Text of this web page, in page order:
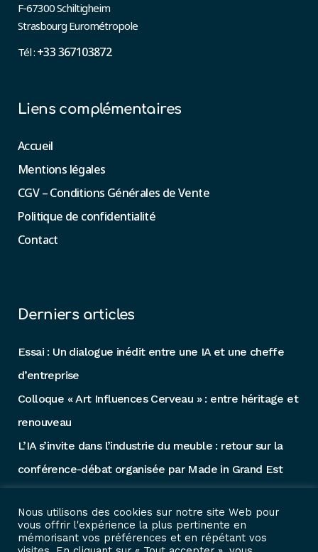
F-67300 Schiltigheim
Strasbourg Eurométropole
Tél : +33 367103872
Liens complémentaires
Accueil
Mentions légales
CGV – Conditions Générales de Vente
Politique de confidentialité
Contact
Derniers articles
Essai : Un dialogue inédit entre une IA et une cheffe
d’entreprise
Colloque « Art Influences Cerveau » : entre héritage et
renouveau
L’IA s’invite dans l’industrie du meuble : retour sur la
conférence-débat organisée par Made in Grand Est
L’Entreprise Augmentée : la revue qui décode le
monde technologique pour les décideurs
Intelligence Artificielle : Quel futur dans l’entreprise et
Nous utilisons des cookies sur notre site Web pour
vous offrir l'expérience la plus pertinente en
mémorisant vos préférences et en répétant vos